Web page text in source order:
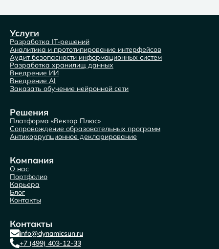
Услуги
Разработка IT-решений
Аналитика и прототипирование интерфейсов
Аудит безопасности информационных систем
Разработка хранилищ данных
Внедрение ИИ
Внедрение AI
Заказать обучение нейронной сети
Решения
Платформа «Вектор Плюс»
Сопровождение образовательных программ
Антикоррупционное декларирование
Компания
О нас
Портфолио
Карьера
Блог
Контакты
Контакты
info@dynamicsun.ru
+7 (499) 403-12-33